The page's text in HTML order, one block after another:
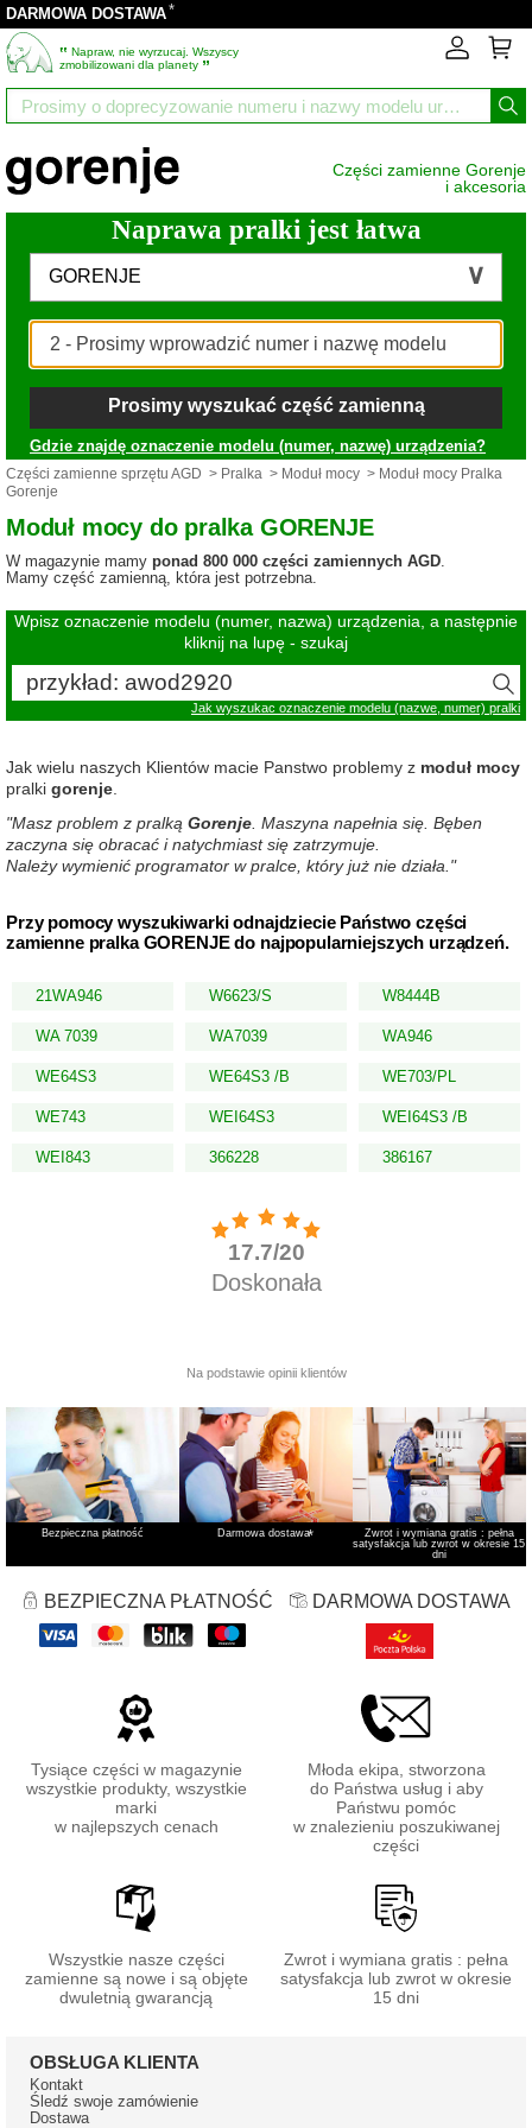
DARMOWA DOSTAWA*
‟ Napraw, nie wyrzucaj. Wszyscy
zmobilizowani dla planety ”
Części zamienne Gorenje
i akcesoria
Naprawa pralki jest łatwa
GORENJE
Prosimy wyszukać część zamienną
Gdzie znajdę oznaczenie modelu (numer, nazwę) urządzenia?
Części zamienne sprzętu AGD > Pralka > Moduł mocy > Moduł mocy Pralka
Gorenje
Moduł mocy do pralka GORENJE
W magazynie mamy ponad 800 000 części zamiennych AGD.
Mamy część zamienną, która jest potrzebna.
Wpisz oznaczenie modelu (numer, nazwa) urządzenia, a następnie
kliknij na lupę - szukaj
Jak wyszukac oznaczenie modelu (nazwe, numer) pralki
Jak wielu naszych Klientów macie Panstwo problemy z moduł mocy
pralki gorenje
"Masz problem z pralką Gorenje . Maszyna napełnia się. Bęben
zaczyna się obracać i natychmiast się zatrzymuje.
Należy wymienić programator w pralce, który już nie działa."
Przy pomocy wyszukiwarki odnajdziecie Państwo części
zamienne pralka GORENJE do najpopularniejszych urządzeń.
21WA946 W6623/S W8444B
WA 7039 WA7039 WA946
WE64S3 WE64S3 /B WE703/PL
WE743 WEI64S3 WEI64S3 /B
WEI843 366228 386167
Bezpieczna płatność Darmowa dostawa*
Zwrot i wymiana gratis : pełna
satysfakcja lub zwrot w okresie 15
dni
BEZPIECZNA PŁATNOŚĆ DARMOWA DOSTAWA
Tysiące części w magazynie
wszystkie produkty, wszystkie
marki
w najlepszych cenach
Młoda ekipa, stworzona
do Państwa usług i aby
Państwu pomóc
w znalezieniu poszukiwanej
części
Wszystkie nasze części
zamienne są nowe i są objęte
dwuletnią gwarancją
Zwrot i wymiana gratis : pełna
satysfakcja lub zwrot w okresie
15 dni
OBSŁUGA KLIENTA
Kontakt
Śledź swoje zamówienie
Dostawa